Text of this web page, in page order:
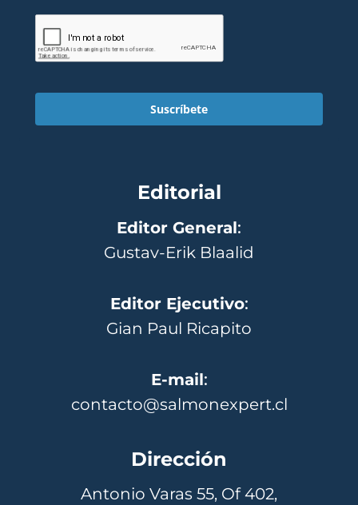
Suscríbete
Editorial
Editor General:
Gustav-Erik Blaalid
Editor Ejecutivo:
Gian Paul Ricapito
E-mail:
contacto@salmonexpert.cl
Dirección
Antonio Varas 55, Of 402,